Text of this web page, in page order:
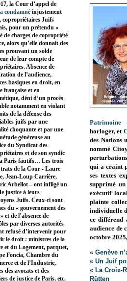
Patrimoine
horloger, et
des Nations
nommé
qui a craint
ses textes
supprimé
exécutif
plainte
individuelle
ce différend
audience de
octobre
« Genève
« Un Juif
« La Croix-
Rütten
la Cour d’appel de
a condamné injustement
copropriétaires Juifs
pour un prétendu «
de charges de copropriété
alors qu’elle donnait des
prouvant un solde
de leur compte de
Absence de
de l’audience,
basiques en droit, en
française et en
déni d’un procès
notamment en violant
de la défense des
juifs par une
choquante et par une
généreuse au
du Syndicat des
et de son syndic
Paris fautifs… Les trois
de la Cour - Laure
Jean-Loup Carrière,
Arbellot – ont infligé un
justice à leurs
Juifs. Ceux-ci sont
du « gouvernement des
et de l’absence de
par diverses autorités
refusé d’intervenir pour
le droit : ministres de la
et du Logement, parquet,
Foncia, Chambre du
et de l’Industrie,
des avocats et des
de justice de Paris, etc.